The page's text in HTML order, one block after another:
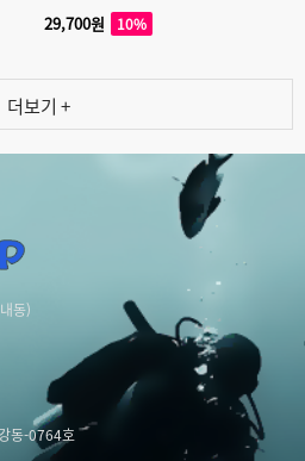
29,700원
10%
더보기 +
동)
동-0764호